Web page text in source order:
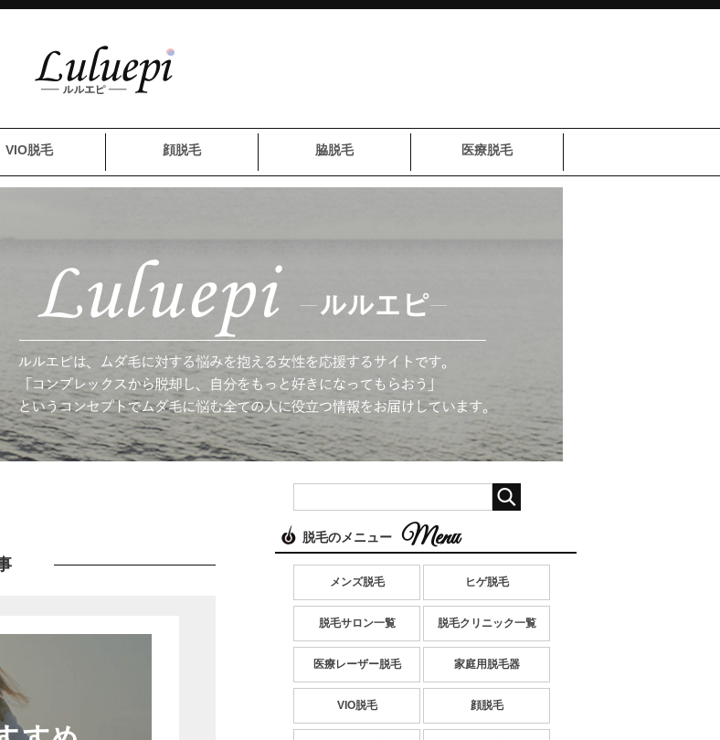
VIO脱毛 顔脱毛 脇脱毛 医療脱毛
脱毛のメニュー
メンズ脱毛 ヒゲ脱毛
脱毛サロン一覧 脱毛クリニック一覧
医療レーザー脱毛 家庭用脱毛器
VIO脱毛 顔脱毛